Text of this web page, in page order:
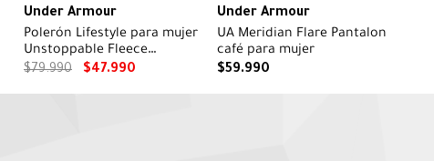
Under Armour
Polerón Lifestyle para mujer
Unstoppable Fleece
Textured verde
$79.990 $47.990
Under Armour
UA Meridian Flare Pantalon
café para mujer
$59.990